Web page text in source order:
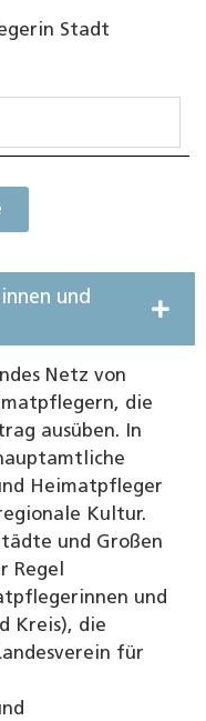
Stadt
und
Netz von
die
ausüben. In
Heimatpfleger
Kultur.
und Großen
Regel
und
Kreis), die
für